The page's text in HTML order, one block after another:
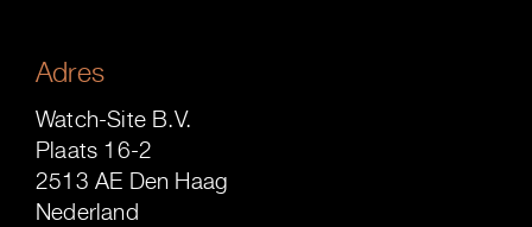
Adres
Watch-Site B.V.
Plaats 16-2
2513 AE Den Haag
Nederland